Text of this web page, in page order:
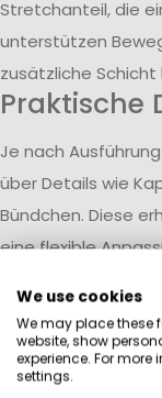
Stretchanteil, die
unterstützen
zusätzliche
Praktische
Je nach
über Details wie
Bündchen. Diese
eine flexible
einsetzbar
Die Produkte
kombinieren und
We use cookies
We may place these
website, show
experience. For
settings.